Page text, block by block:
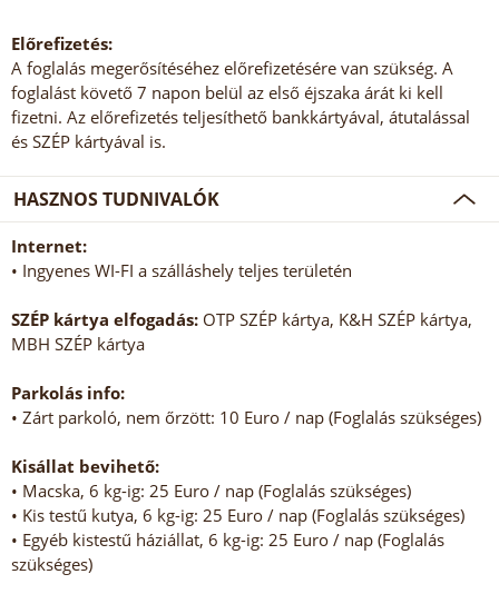
Előrefizetés:
A foglalás megerősítéséhez előrefizetésére van szükség. A
foglalást követő 7 napon belül az első éjszaka árát ki kell
fizetni. Az előrefizetés teljesíthető bankkártyával, átutalással
és SZÉP kártyával is.
HASZNOS TUDNIVALÓK
Internet:
• Ingyenes WI-FI a szálláshely teljes területén
SZÉP kártya elfogadás: OTP SZÉP kártya, K&H SZÉP kártya,
MBH SZÉP kártya
Parkolás info:
• Zárt parkoló, nem őrzött: 10 Euro / nap (Foglalás szükséges)
Kisállat bevihető:
• Macska, 6 kg-ig: 25 Euro / nap (Foglalás szükséges)
• Kis testű kutya, 6 kg-ig: 25 Euro / nap (Foglalás szükséges)
• Egyéb kistestű háziállat, 6 kg-ig: 25 Euro / nap (Foglalás
szükséges)